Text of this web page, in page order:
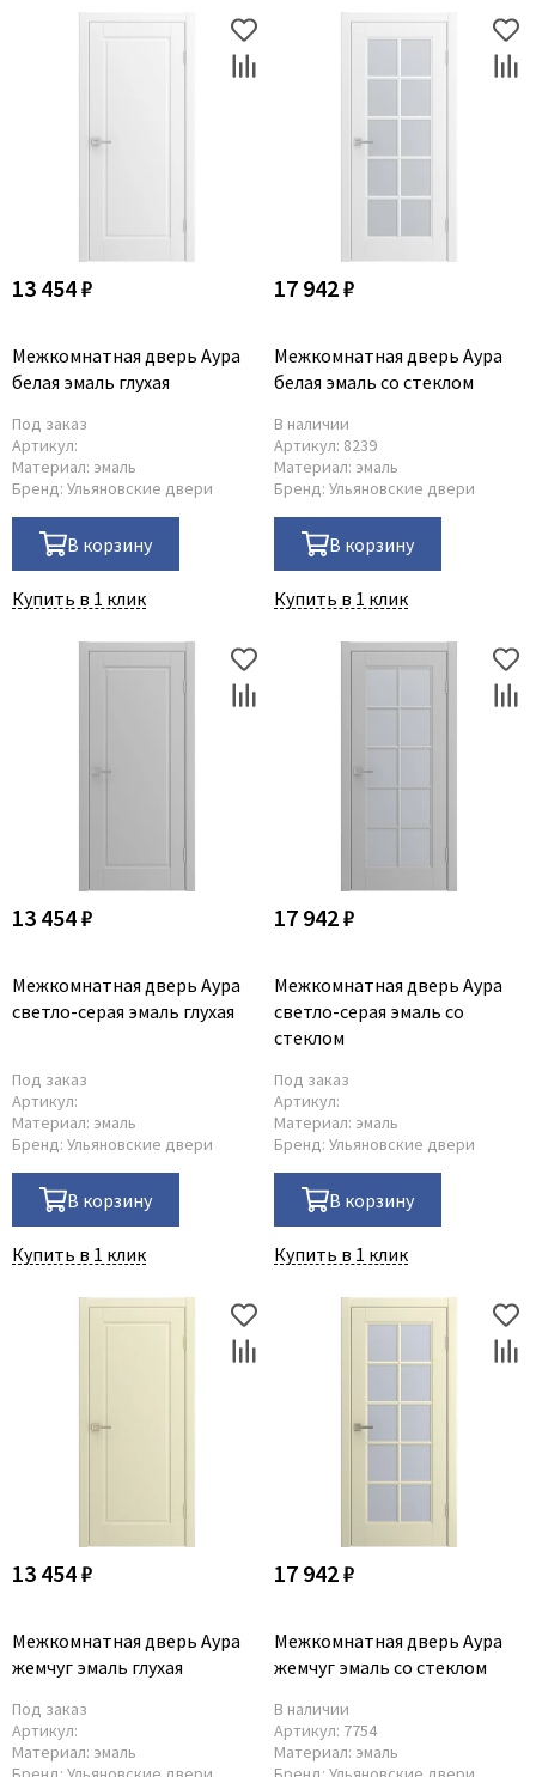
13 454 ₽
Межкомнатная дверь Аура
белая эмаль глухая
Под заказ
Артикул:
Материал: эмаль
Бренд: Ульяновские двери
В корзину
Купить в 1 клик
17 942 ₽
Межкомнатная дверь Аура
белая эмаль со стеклом
В наличии
Артикул: 8239
Материал: эмаль
Бренд: Ульяновские двери
В корзину
Купить в 1 клик
13 454 ₽
Межкомнатная дверь Аура
светло-серая эмаль глухая
Под заказ
Артикул:
Материал: эмаль
Бренд: Ульяновские двери
В корзину
Купить в 1 клик
17 942 ₽
Межкомнатная дверь Аура
светло-серая эмаль со
стеклом
Под заказ
Артикул:
Материал: эмаль
Бренд: Ульяновские двери
В корзину
Купить в 1 клик
13 454 ₽
Межкомнатная дверь Аура
жемчуг эмаль глухая
Под заказ
Артикул:
Материал: эмаль
17 942 ₽
Межкомнатная дверь Аура
жемчуг эмаль со стеклом
В наличии
Артикул: 7754
Материал: эмаль